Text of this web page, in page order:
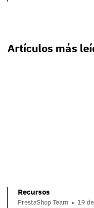
Artículos más
Recursos
PrestaShop Team 19